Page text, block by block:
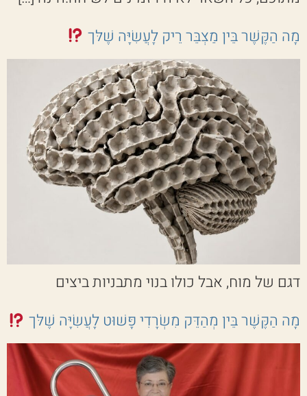
מָה הַקֶּשֶׁר בֵּין מַצְבֵּר רֵיק לָעֲשִׂיָּה שֶׁלּך
דגם של מוח, אבל כולו בנוי מתבניות ביצים
מָה הַקֶּשֶׁר בֵּין מְהַדֵּק מִשְׂרָדִי פָּשׁוּט לָעֲשִׂיָּה שֶׁלּך